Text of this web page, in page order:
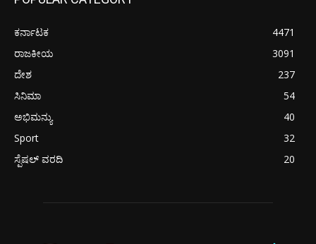
ಕರ್ನಾಟಕ
4471
ರಾಜಕೀಯ
3091
ದೇಶ
237
ಸಿನಿಮಾ
54
ಅಭಿಮನ್ಯು
40
Sport
32
ಸ್ಪೆಷಲ್ ವರದಿ
20